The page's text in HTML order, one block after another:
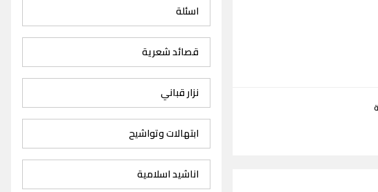
اسئلة
قصائد شعرية
نزار قباني
ابتهالات وتواشيح
اناشيد اسلامية